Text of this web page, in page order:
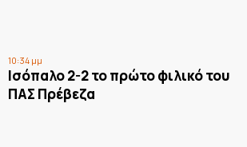
10:34 μμ
Ισόπαλο 2-2 το πρώτο φιλικό του
ΠΑΣ Πρέβεζα